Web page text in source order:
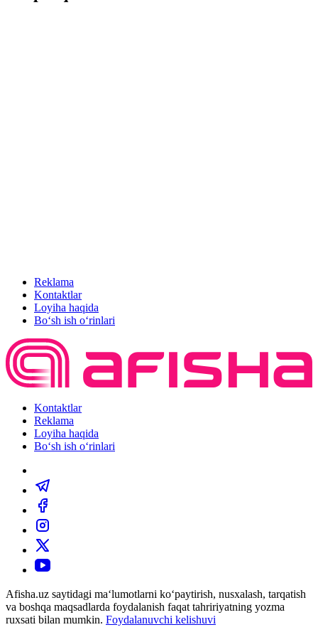
Reklama
Kontaktlar
Loyiha haqida
Bo‘sh ish o‘rinlari
Kontaktlar
Reklama
Loyiha haqida
Bo‘sh ish o‘rinlari
Afisha.uz saytidagi ma‘lumotlarni ko‘paytirish, nusxalash, tarqatish
va boshqa maqsadlarda foydalanish faqat tahririyatning yozma
ruxsati bilan mumkin. Foydalanuvchi kelishuvi